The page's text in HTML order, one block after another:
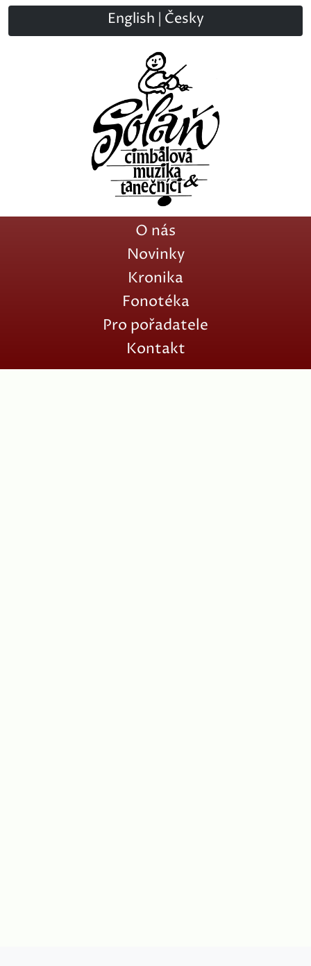
English Česky
O nás
Novinky
Kronika
Fonotéka
Pro pořadatele
Kontakt